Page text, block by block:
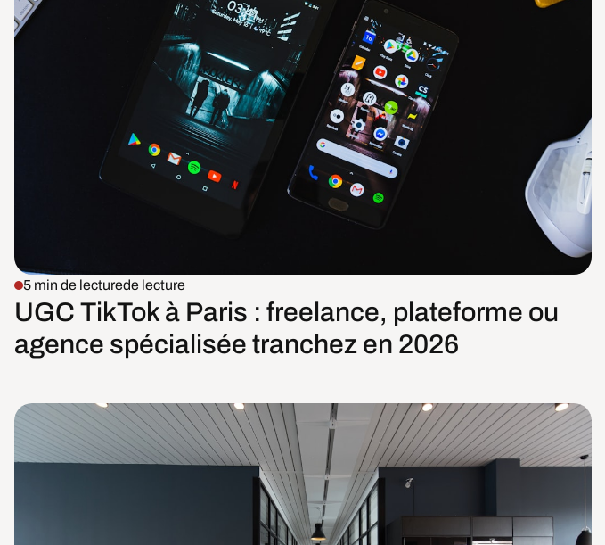
5 min de lecturede lecture
UGC TikTok à Paris : freelance, plateforme ou
agence spécialisée tranchez en 2026